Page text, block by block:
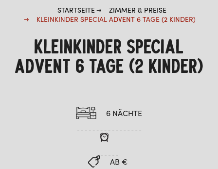
STARTSEITE
ZIMMER & PREISE
KLEINKINDER SPECIAL ADVENT 6 TAGE (2 KINDER)
KLEINKINDER SPECIAL
ADVENT 6 TAGE (2 KINDER)
6 NÄCHTE
AB €